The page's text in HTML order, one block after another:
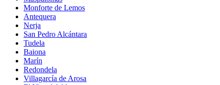
Monforte de Lemos
Antequera
Nerja
San Pedro Alcántara
Tudela
Baiona
Marín
Redondela
Villagarcía de Arosa